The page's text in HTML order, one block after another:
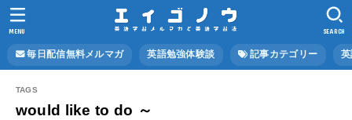
毎日配信無料メルマガ 英語勉強体験談 記事カテゴリー
SEARCH
MENU
would like to do ～